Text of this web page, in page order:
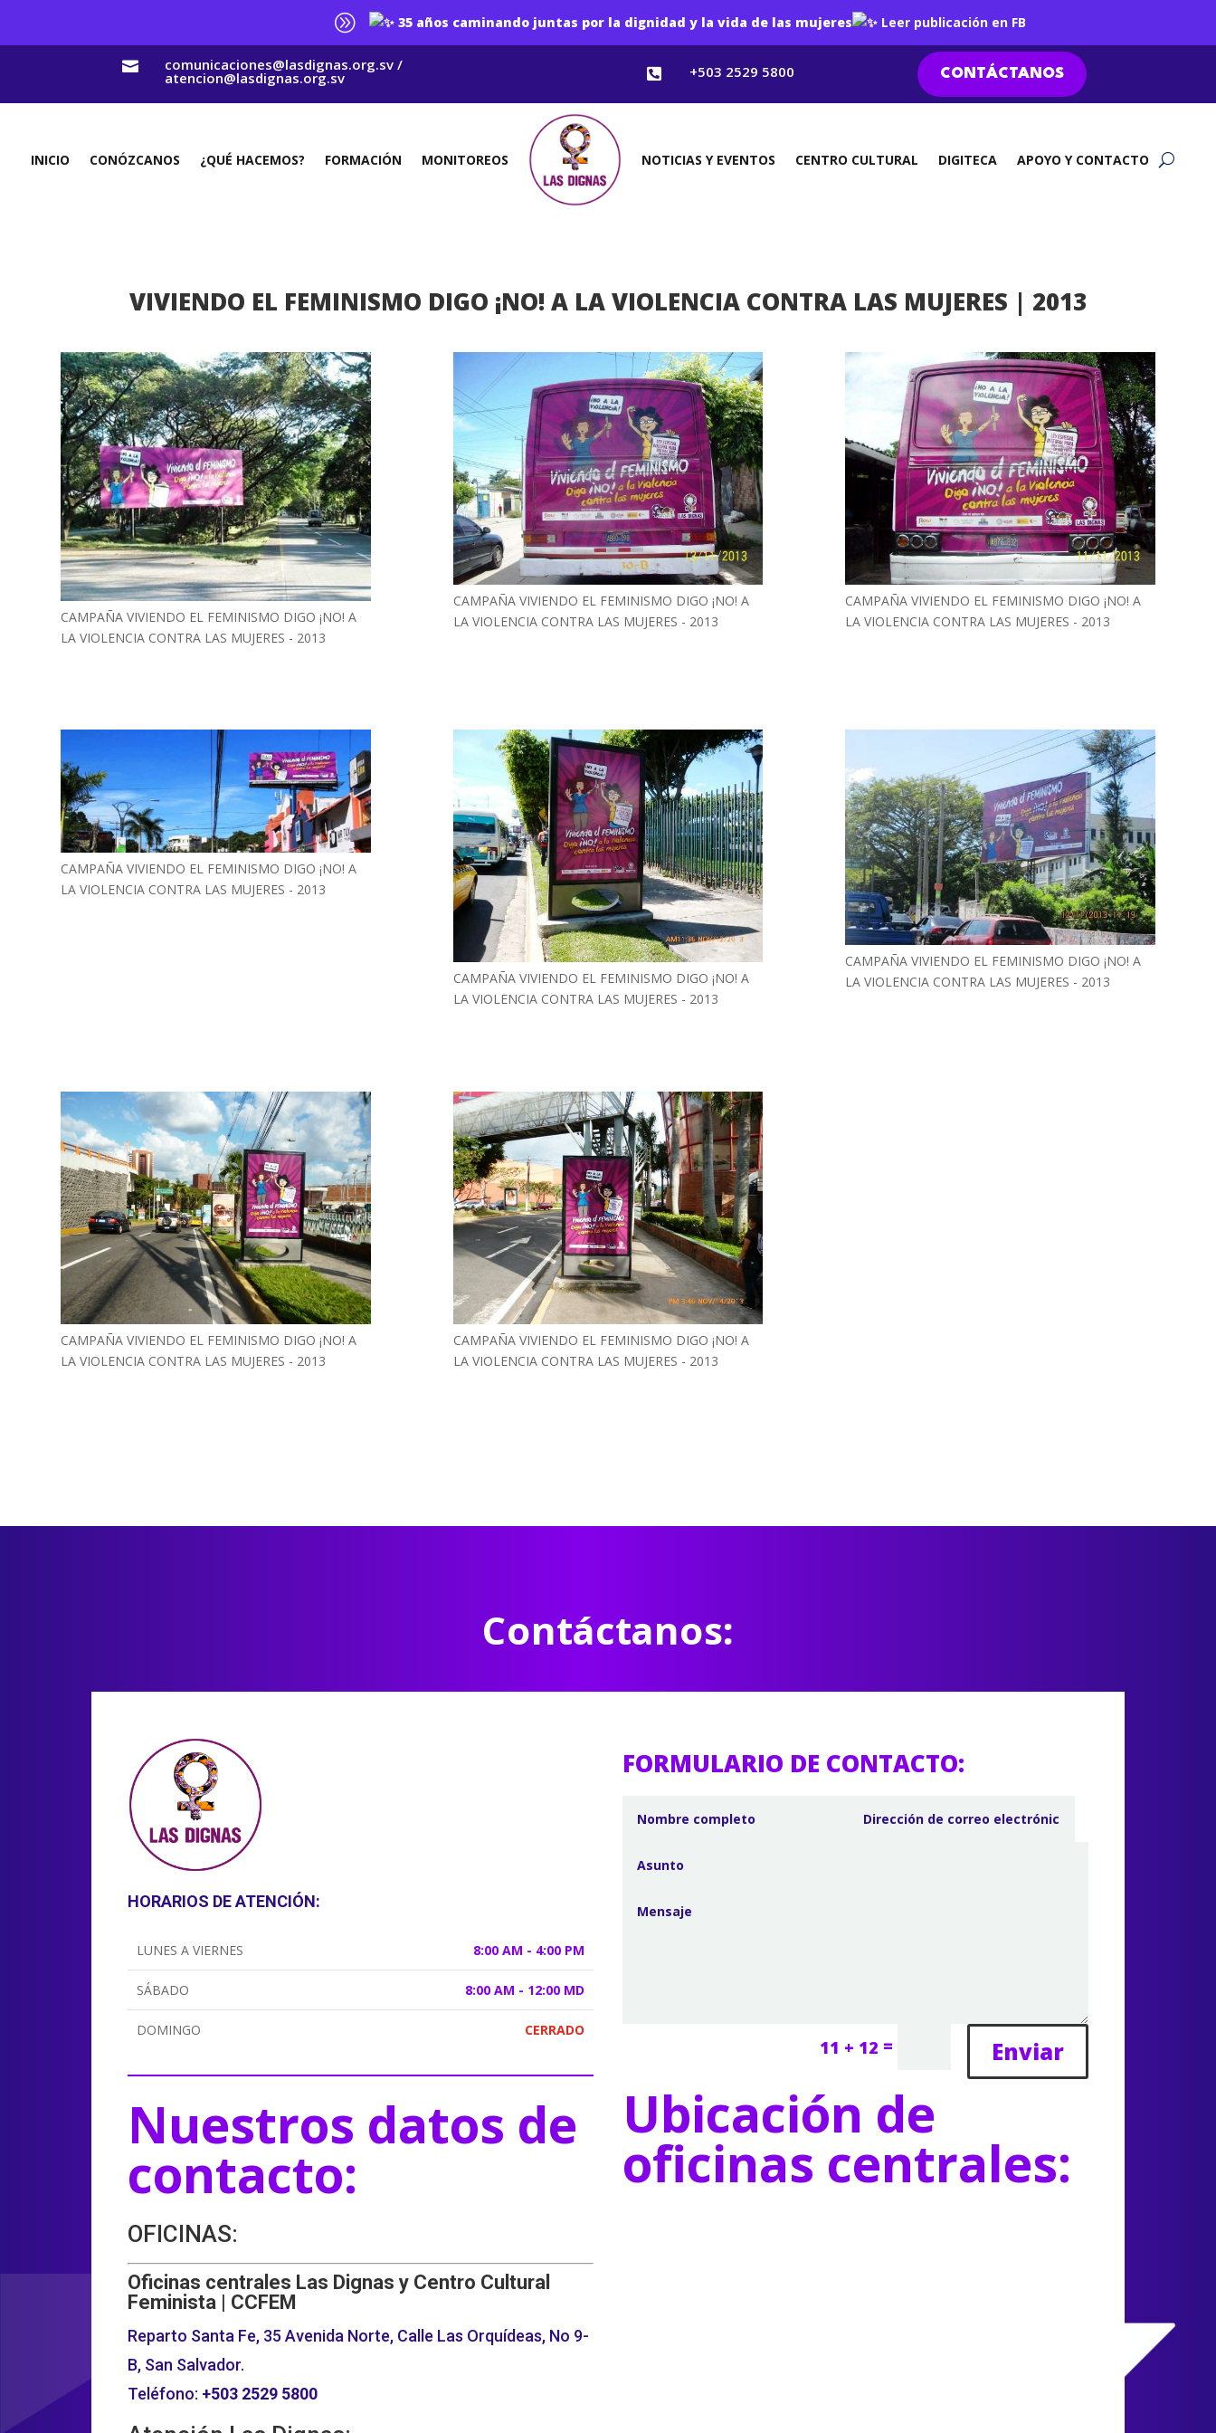
A 35 años caminando juntas por la dignidad y la vida de las mujeres Leer publicación en FB
 comunicaciones@lasdignas.org.sv /
atencion@lasdignas.org.sv  +503 2529 5800 CONTÁCTANOS
INICIO CONÓZCANOS ¿QUÉ HACEMOS? FORMACIÓN MONITOREOS NOTICIAS Y EVENTOS CENTRO CULTURAL DIGITECA APOYO Y CONTACTO
VIVIENDO EL FEMINISMO DIGO ¡NO! A LA VIOLENCIA CONTRA LAS MUJERES | 2013
CAMPAÑA VIVIENDO EL FEMINISMO DIGO ¡NO! A
LA VIOLENCIA CONTRA LAS MUJERES - 2013
CAMPAÑA VIVIENDO EL FEMINISMO DIGO ¡NO! A
LA VIOLENCIA CONTRA LAS MUJERES - 2013
CAMPAÑA VIVIENDO EL FEMINISMO DIGO ¡NO! A
LA VIOLENCIA CONTRA LAS MUJERES - 2013
CAMPAÑA VIVIENDO EL FEMINISMO DIGO ¡NO! A
LA VIOLENCIA CONTRA LAS MUJERES - 2013
CAMPAÑA VIVIENDO EL FEMINISMO DIGO ¡NO! A
LA VIOLENCIA CONTRA LAS MUJERES - 2013
CAMPAÑA VIVIENDO EL FEMINISMO DIGO ¡NO! A
LA VIOLENCIA CONTRA LAS MUJERES - 2013
CAMPAÑA VIVIENDO EL FEMINISMO DIGO ¡NO! A
LA VIOLENCIA CONTRA LAS MUJERES - 2013
CAMPAÑA VIVIENDO EL FEMINISMO DIGO ¡NO! A
LA VIOLENCIA CONTRA LAS MUJERES - 2013
Contáctanos:
HORARIOS DE ATENCIÓN:
LUNES A VIERNES 8:00 AM - 4:00 PM
SÁBADO 8:00 AM - 12:00 MD
DOMINGO CERRADO
Nuestros datos de
contacto:
OFICINAS:
Oficinas centrales Las Dignas y Centro Cultural
Feminista | CCFEM
Reparto Santa Fe, 35 Avenida Norte, Calle Las Orquídeas, No 9-
B, San Salvador.
Teléfono: +503 2529 5800
FORMULARIO DE CONTACTO:
11 + 12 = Enviar
Ubicación de
oficinas centrales: